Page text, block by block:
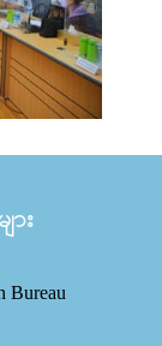
း
Bureau